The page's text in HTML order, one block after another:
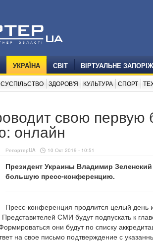
УКРАЇНА СВІТ ВІРТУАЛЬНЕ
СУСПІЛЬСТВО ЗДОРОВ'Я КУЛЬТУРА СПОРТ
свою
онлайн
РепортерUA 10 Окт 2019 - 10:51
Президент Украины Владимир
большую пресс-конференцию.
Пресс-конференция продлится целый день
СМИ будут подпускать к
они будут по списку
на свое письмо подтверждение с